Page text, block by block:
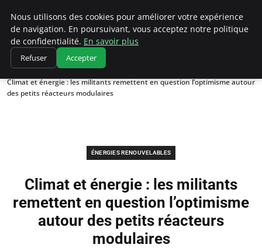
Climatedebtagents
Accueil
Énergies Renouvelables
Climat et énergie : les militants remettent en question l’optimisme autour
des petits réacteurs modulaires
ÉNERGIES RENOUVELABLES
Climat et énergie : les militants
remettent en question l’optimisme
autour des petits réacteurs
modulaires
Nous utilisons des cookies pour améliorer votre expérience
de navigation. En poursuivant, vous acceptez notre politique
de confidentialité. En savoir plus
Refuser Accepter